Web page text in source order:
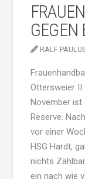
GEGEN
RALF
Ottersweier II
November ist
Reserve.
vor einer
HSG Hardt,
nichts
ein nach wie